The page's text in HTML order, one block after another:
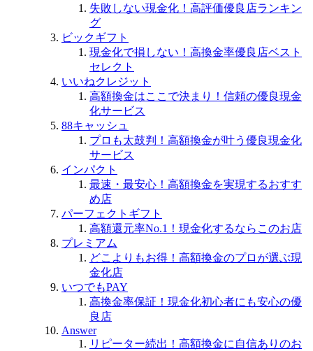
失敗しない現金化！高評価優良店ランキン
グ
ビックギフト
現金化で損しない！高換金率優良店ベスト
セレクト
いいねクレジット
高額換金はここで決まり！信頼の優良現金
化サービス
88キャッシュ
プロも太鼓判！高額換金が叶う優良現金化
サービス
インパクト
最速・最安心！高額換金を実現するおすす
め店
パーフェクトギフト
高額還元率No.1！現金化するならこのお店
プレミアム
どこよりもお得！高額換金のプロが選ぶ現
金化店
いつでもPAY
高換金率保証！現金化初心者にも安心の優
良店
Answer
リピーター続出！高額換金に自信ありのお